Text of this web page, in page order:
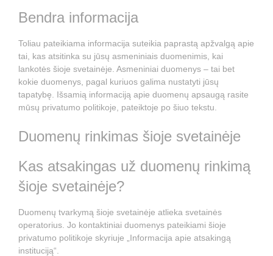
Bendra informacija
Toliau pateikiama informacija suteikia paprastą apžvalgą apie
tai, kas atsitinka su jūsų asmeniniais duomenimis, kai
lankotės šioje svetainėje. Asmeniniai duomenys – tai bet
kokie duomenys, pagal kuriuos galima nustatyti jūsų
tapatybę. Išsamią informaciją apie duomenų apsaugą rasite
mūsų privatumo politikoje, pateiktoje po šiuo tekstu.
Duomenų rinkimas šioje svetainėje
Kas atsakingas už duomenų rinkimą
šioje svetainėje?
Duomenų tvarkymą šioje svetainėje atlieka svetainės
operatorius. Jo kontaktiniai duomenys pateikiami šioje
privatumo politikoje skyriuje „Informacija apie atsakingą
instituciją“.